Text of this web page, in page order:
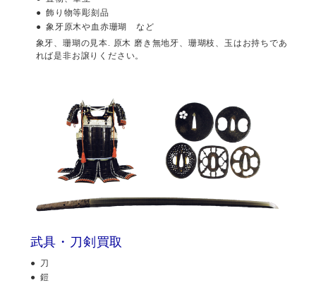
飾り物等彫刻品
象牙原木や血赤珊瑚 など
象牙、珊瑚の見本. 原木 磨き無地牙、珊瑚枝、玉はお持ちであ
れば是非お譲りください。
武具・刀剣買取
刀
鎧